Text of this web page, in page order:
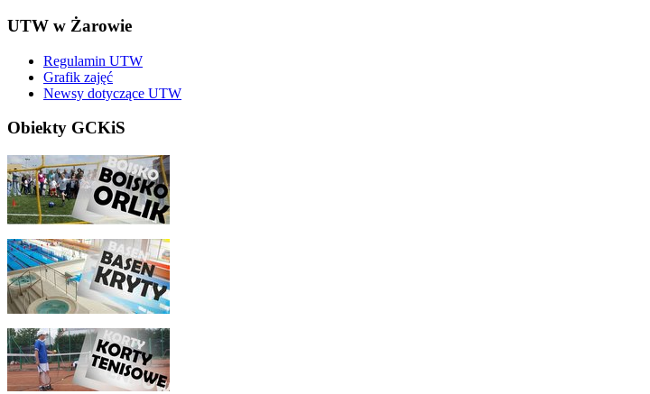
UTW w Żarowie
Regulamin UTW
Grafik zajęć
Newsy dotyczące UTW
Obiekty GCKiS